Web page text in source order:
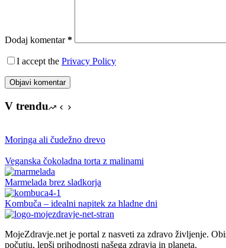
Dodaj komentar*
I accept the Privacy Policy
Objavi komentar
V trendu
Moringa ali čudežno drevo
Veganska čokoladna torta z malinami
Marmelada brez sladkorja
Kombuča – idealni napitek za hladne dni
MojeZdravje.net je portal z nasveti za zdravo življenje.
počutju, lepši prihodnosti našega zdravja in planeta.